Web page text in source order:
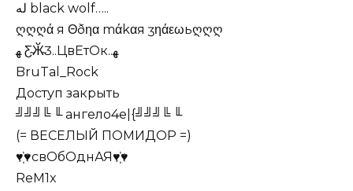
له black wolf…..
ღღღά я Θðηα mάkαя ʒηάεωьღღღ
ﻬ Ƹ̴Ӂ̴Ʒ..ЦвЕтОк..ﻬ
BruTal_Rock
Доступ закрыть
╝╝╝╚ ╙ ангело4е|{╝╝╝╚ ╙
(= ВЕСЕЛЫЙ ПОМИДОР =)
♥҉♥свОбОднАЯ♥҉♥
ReM1x